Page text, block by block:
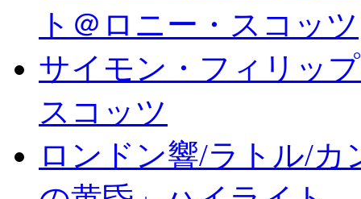
ト＠ロニー・スコッツ
サイモン・フィリッ
スコッツ
ロンドン響/ラトル/カ